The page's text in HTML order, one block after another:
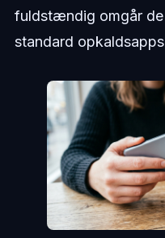
fuldstændig omgår
standard